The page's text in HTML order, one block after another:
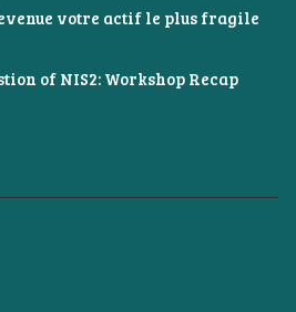
votre actif le plus fragile
of NIS2: Workshop Recap